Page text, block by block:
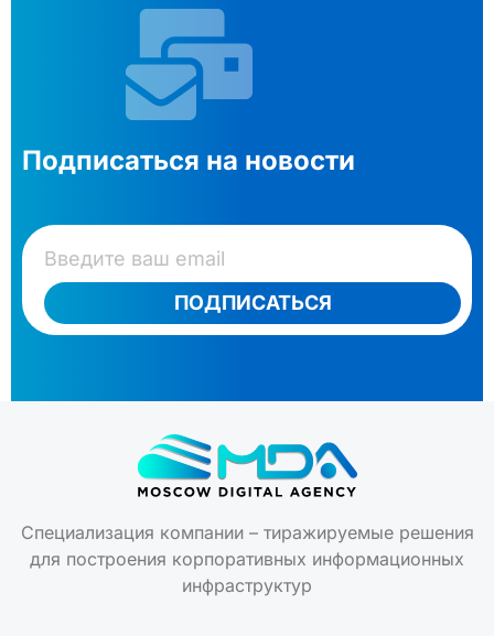
Подписаться на новости
ПОДПИСАТЬСЯ
Специализация компании – тиражируемые решения
для построения корпоративных информационных
инфраструктур